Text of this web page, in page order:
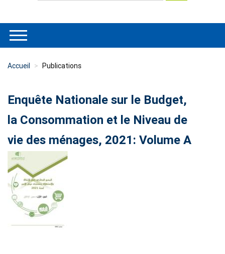
Accueil Publications
Enquête Nationale sur le Budget,
la Consommation et le Niveau de
vie des ménages, 2021: Volume A